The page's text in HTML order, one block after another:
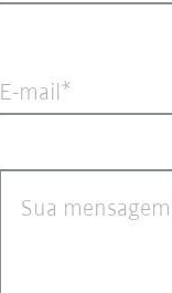
E-mail
Sua mensagem